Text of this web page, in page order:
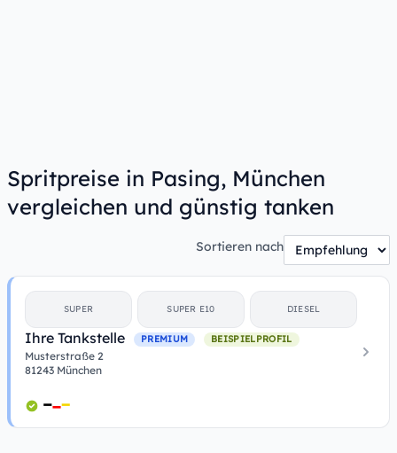
Spritpreise in Pasing, München
vergleichen und günstig tanken
Sortieren nach
SUPER SUPER E10 DIESEL
Ihre Tankstelle PREMIUM BEISPIELPROFIL
Musterstraße 2
81243 München